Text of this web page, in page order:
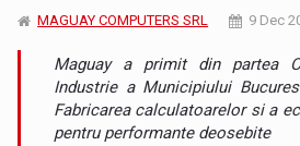
MAGUAY COMPUTERS SRL 9 Dec
Maguay a primit din partea
Industrie a Municipiului
Fabricarea calculatoarelor si a
pentru performante deosebite